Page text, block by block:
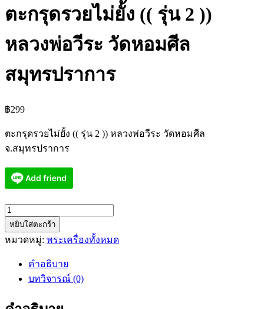
ตะกรุดรวยไม่ยั้ง (( รุ่น 2 ))
หลวงพ่อวีระ วัดหอมศีล
สมุทรปราการ
฿299
ตะกรุดรวยไม่ยั้ง (( รุ่น 2 )) หลวงพ่อวีระ วัดหอมศีล
จ.สมุทรปราการ
จำนวน
ตะกรุด
รวย
หยิบใส่ตะกร้า
หมวดหมู่: พระเครื่องทั้งหมด
คำอธิบาย
บทวิจารณ์ (0)